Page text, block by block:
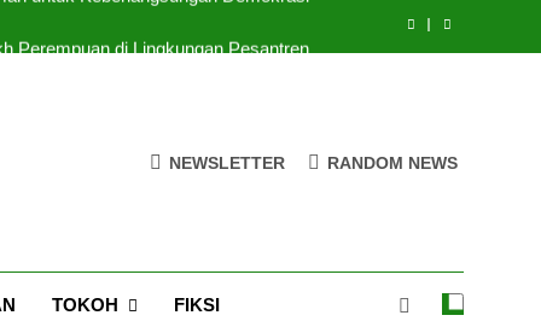
NEWSLETTER RANDOM NEWS
TOKOH FIKSI